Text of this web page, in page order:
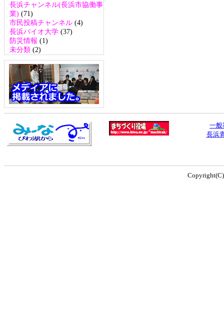
長浜チャンネル(長浜市協働事
業) (71)
市民投稿チャンネル (4)
長浜バイオ大学 (37)
防災情報 (1)
未分類 (2)
一般
長浜